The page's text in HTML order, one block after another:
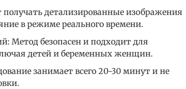
получать детализированные изображения
в режиме реального времени.
Метод безопасен и подходит для
детей и беременных женщин.
занимает всего 20-30 минут и не